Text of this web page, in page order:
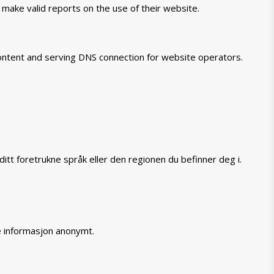
valid reports on the use of their website.
and serving DNS connection for website operators.
foretrukne språk eller den regionen du befinner deg i.
anonymt.